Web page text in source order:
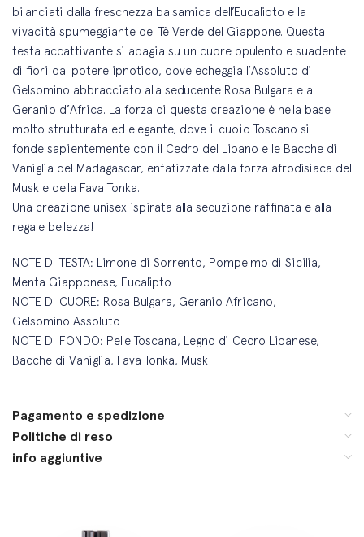
bilanciati dalla freschezza balsamica dell’Eucalipto e la
vivacità spumeggiante del Tè Verde del Giappone. Questa
testa accattivante si adagia su un cuore opulento e suadente
di fiori dal potere ipnotico, dove echeggia l’Assoluto di
Gelsomino abbracciato alla seducente Rosa Bulgara e al
Geranio d’Africa. La forza di questa creazione è nella base
molto strutturata ed elegante, dove il cuoio Toscano si
fonde sapientemente con il Cedro del Libano e le Bacche di
Vaniglia del Madagascar, enfatizzate dalla forza afrodisiaca del
Musk e della Fava Tonka.
Una creazione unisex ispirata alla seduzione raffinata e alla
regale bellezza!
NOTE DI TESTA: Limone di Sorrento, Pompelmo di Sicilia,
Menta Giapponese, Eucalipto
NOTE DI CUORE: Rosa Bulgara, Geranio Africano,
Gelsomino Assoluto
NOTE DI FONDO: Pelle Toscana, Legno di Cedro Libanese,
Bacche di Vaniglia, Fava Tonka, Musk
Pagamento e spedizione
Politiche di reso
info aggiuntive